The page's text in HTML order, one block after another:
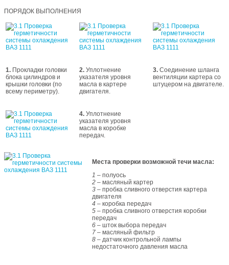
ПОРЯДОК ВЫПОЛНЕНИЯ
1. Прокладки головки
блока цилиндров и
крышки головки (по
всему периметру).
2. Уплотнение
указателя уровня
масла в картере
двигателя.
3. Соединение шланга
вентиляции картера со
штуцером на двигателе.
4. Уплотнение
указателя уровня
масла в коробке
передач.
Места проверки возможной течи масла:
1 – полуось
2 – масляный картер
3 – пробка сливного отверстия картера
двигателя
4 – коробка передач
5 – пробка сливного отверстия коробки
передач
6 – шток выбора передач
7 – масляный фильтр
8 – датчик контрольной лампы
недостаточного давления масла